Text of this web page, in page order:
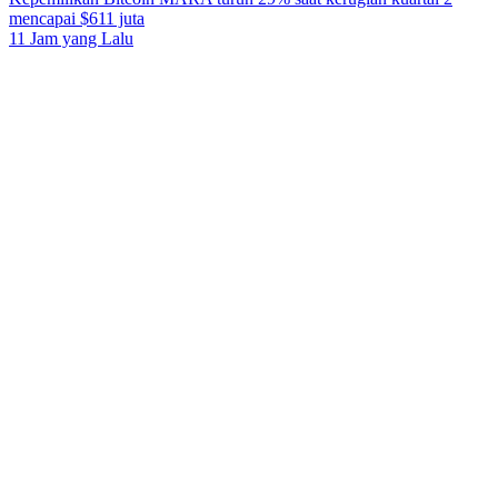
mencapai $611 juta
11 Jam yang Lalu